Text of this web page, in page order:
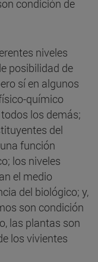
condición de
niveles
posibilidad de
sí en algunos
químico
los demás;
del
función
los niveles
el medio
del biológico; y,
son condición
las plantas son
los vivientes